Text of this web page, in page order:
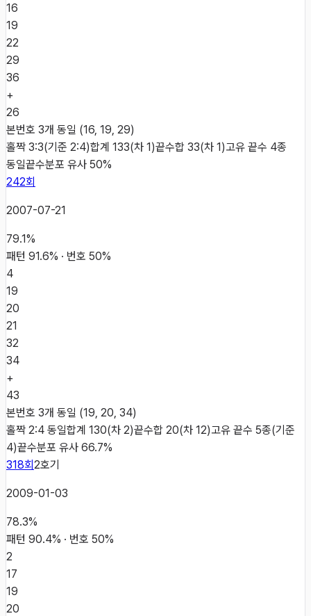
16
19
22
29
36
+
26
본번호 3개 동일 (16, 19, 29)
홀짝 3:3(기준 2:4)합계 133(차 1)끝수합 33(차 1)고유 끝수 4종
동일끝수분포 유사 50%
242회
2007-07-21
79.1%
패턴 91.6% · 번호 50%
4
19
20
21
32
34
+
43
본번호 3개 동일 (19, 20, 34)
홀짝 2:4 동일합계 130(차 2)끝수합 20(차 12)고유 끝수 5종(기준
4)끝수분포 유사 66.7%
318회2호기
2009-01-03
78.3%
패턴 90.4% · 번호 50%
2
17
19
20